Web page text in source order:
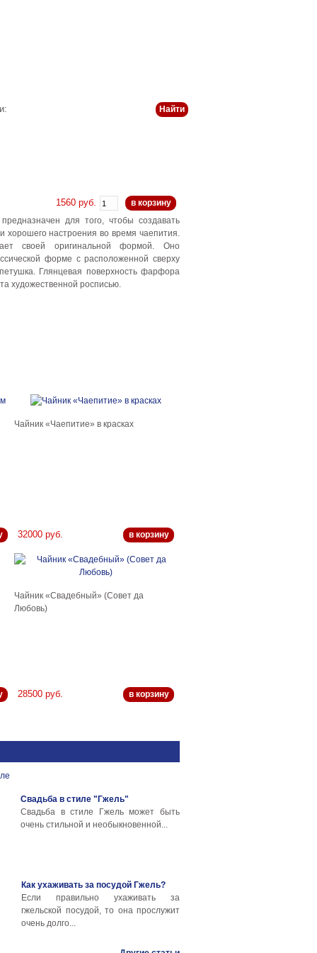
1560 руб.
в корзину
для того, чтобы создавать
хорошего настроения во время чаепития.
своей оригинальной формой. Оно
форме с расположенной сверху
Глянцевая поверхность фарфора
художественной росписью.
Чайник «Чаепитие» в красках
32000 руб. в корзину
Чайник «Свадебный» (Совет да
Любовь)
28500 руб. в корзину
Свадьба в стиле "Гжель"
Свадьба в стиле Гжель может быть
очень стильной и необыкновенной...
Как ухаживать за посудой Гжель?
Если правильно ухаживать за
гжельской посудой, то она прослужит
очень долго...